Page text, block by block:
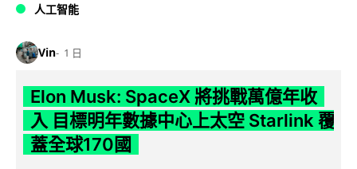
人工智能
Vin 1 日
Elon Musk: SpaceX 將挑戰萬億年收
入 目標明年數據中心上太空 Starlink 覆
蓋全球170國